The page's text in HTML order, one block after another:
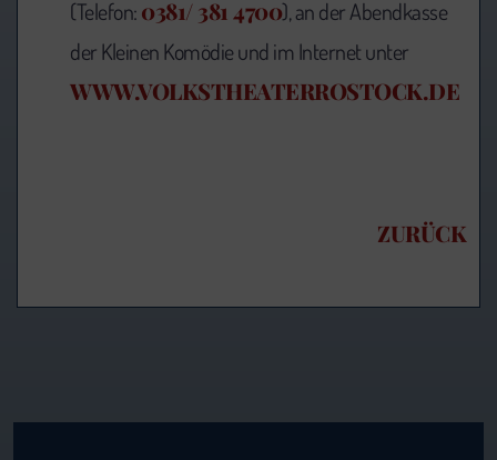
(Telefon:0381/ 381 4700), an der Abendkasse
der Kleinen Komödie und im Internet unter
WWW.VOLKSTHEATERROSTOCK.DE
ZURÜCK